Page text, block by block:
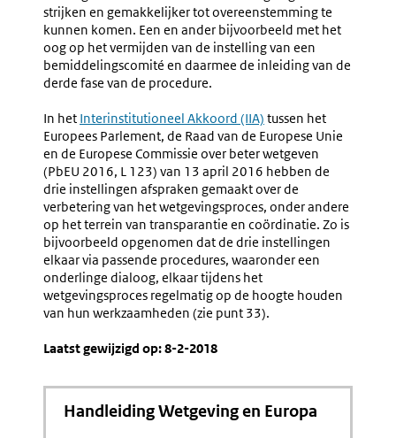
strijken en gemakkelijker tot overeenstemming te
kunnen komen. Een en ander bijvoorbeeld met het
oog op het vermijden van de instelling van een
bemiddelingscomité en daarmee de inleiding van de
derde fase van de procedure.
In het Externe
link:
Interinstitutioneel Akkoord (IIA) tussen het
Europees Parlement, de Raad van de Europese Unie
en de Europese Commissie over beter wetgeven
(PbEU 2016, L 123) van 13 april 2016 hebben de
drie instellingen afspraken gemaakt over de
verbetering van het wetgevingsproces, onder andere
op het terrein van transparantie en coördinatie. Zo is
bijvoorbeeld opgenomen dat de drie instellingen
elkaar via passende procedures, waaronder een
onderlinge dialoog, elkaar tijdens het
wetgevingsproces regelmatig op de hoogte houden
van hun werkzaamheden (zie punt 33).
Laatst gewijzigd op: 8-2-2018
Handleiding Wetgeving en Europa